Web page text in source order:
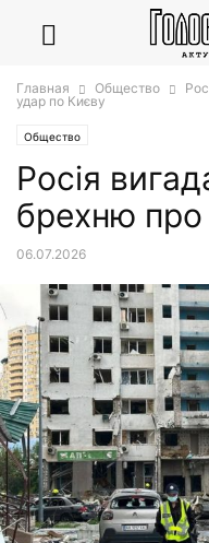
Главная Общество
удар по Києву
Общество
Росія
брехню
06.07.2026